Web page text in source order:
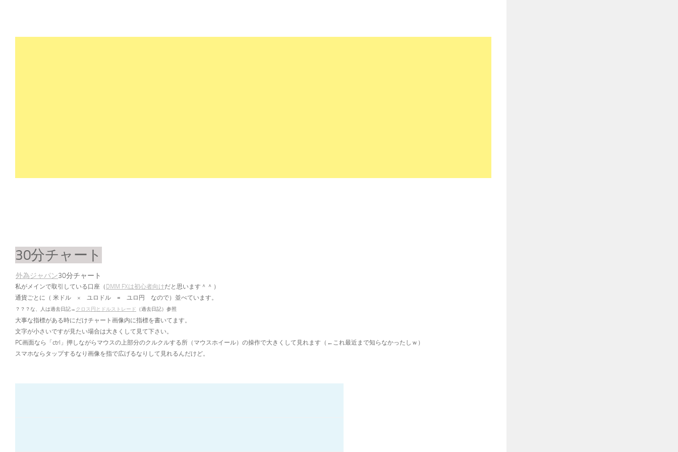
30分チャート
外為ジャパン30分チャート
私がメインで取引している口座（ DMM FXは初心者向けだと思います＾＾ ）
通貨ごとに（ 米ドル × ユロドル = ユロ円 なので）並べています。
？？？な、人は過去日記→ クロス円とドルストレード （過去日記）参照
大事な指標がある時にだけチャート画像内に指標を書いてます。
文字が小さいですが見たい場合は大きくして見て下さい。
PC画面なら「ctrl」押しながらマウスの上部分のクルクルする所（マウスホイール）の操作で大きくして見れます（←これ最近まで知らなかったしｗ）
スマホならタップするなり画像を指で広げるなりして見れるんだけど。